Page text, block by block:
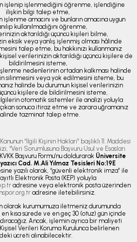
işlenip işlenmediğini öğrenme, işlendiğine
ilişkin bilgi talep etme,
amacını ve bunların amacına uygun
kullanılmadığını öğrenme,
aktarıldığı üçüncü kişileri bilme,
eksik veya yanlış işlenmiş olması hâlinde
talep etme, bu hakkınızı kullanmanız
verilerinizin aktarıldığı üçüncü kişilere de
bildirilmesini isteme,
nedenlerinin ortadan kalkması halinde
silinmesini veya yok edilmesini isteme, bu
halinde bu durumun kişisel verilerinizin
kişilere de bildirilmesini isteme,
otomatik sistemler ile analizi yoluyla
sonuca itiraz etme ve zarara uğramanız
tazminat talep etme.
“İlgili Kişinin Hakları” başlıklı 11. Maddesi
“Veri Sorumlusuna Başvuru Usul ve Esasları
KVKK Başvuru Formu’nu doldurarak Üniversite
Cad. M.Ali Yılmaz Tesisleri No:19E
yazılı olarak, “güvenli elektronik imza” ile
Elektronik Posta (KEP) yoluyla
adresine veya elektronik posta üzerinden
adresine iletebilirsiniz.
olarak kurumumuza iletmeniz durumunda
kısa sürede ve en geç 30 (otuz) gün içinde
Ancak, işlemin ayrıca bir maliyeti
Verileri Koruma Kurulunca belirlenen
ücreti alınabilecektir.